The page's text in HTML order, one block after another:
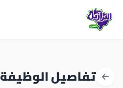
تفاصيل الوظيفة